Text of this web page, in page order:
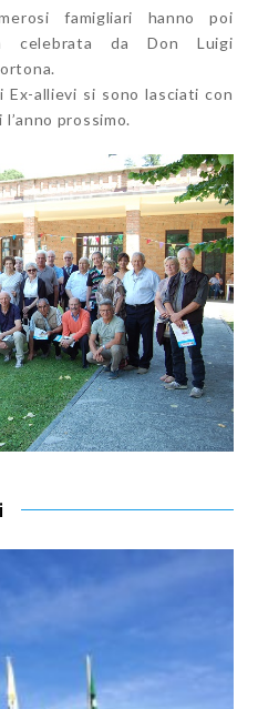
famigliari hanno poi
celebrata da Don Luigi
allievi si sono lasciati con
prossimo.